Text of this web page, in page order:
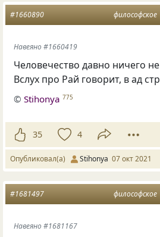
философское
#1660890
Навеяно #1660419
Человечество давно ничего
Вслух про Рай говорит, в ад
©Stihonya 775
35 4
Опубликовал(а) Stihonya 07 окт 2021
философское
#1681497
Навеяно #1681167